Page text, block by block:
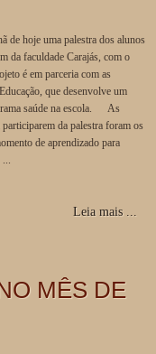
de hoje uma palestra dos alunos
da faculdade Carajás, com o
é em parceria com as
que desenvolve um
saúde na escola. As
da palestra foram os
de aprendizado para
Leia mais ...
MÊS DE